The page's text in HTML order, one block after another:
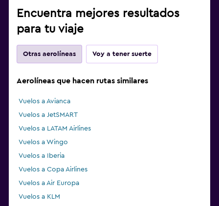
Encuentra mejores resultados
para tu viaje
Otras aerolíneas Voy a tener suerte
Aerolíneas que hacen rutas similares
Vuelos a Avianca
Vuelos a JetSMART
Vuelos a LATAM Airlines
Vuelos a Wingo
Vuelos a Iberia
Vuelos a Copa Airlines
Vuelos a Air Europa
Vuelos a KLM